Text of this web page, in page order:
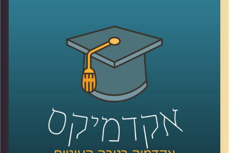
ד״ר רונית לוין שנור, מרצה בכירה בביה"ס הארי
רדזינר למשפטים, מומחית לדיני קניין תכנון
ובנייה מספרת לנו על דרמה מעניינת במיוחד
שקשורה לסעיף הקרוי- "התיישבות יהודית",
זאת במסגרת המחקר
שערכה יחד עם עמיתה
ד"ר אדם שנער.